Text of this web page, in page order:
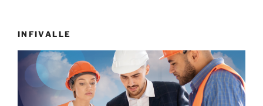
INFIVALLE